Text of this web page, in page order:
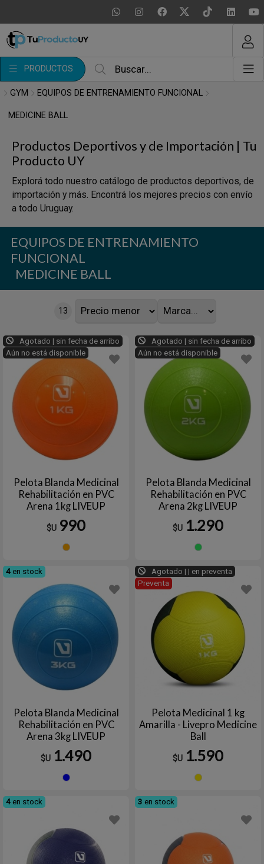
PRODUCTOS
MI COMPRA
GYM EQUIPOS DE ENTRENAMIENTO FUNCIONAL
MEDICINE BALL
Productos Deportivos y de Importación | Tu
Producto UY
Explorá todo nuestro catálogo de productos deportivos, de
importación y más. Encontrá los mejores precios con envío
a todo Uruguay.
EQUIPOS DE ENTRENAMIENTO
FUNCIONAL
MEDICINE BALL
13
Agotado | sin fecha de arribo
Aún no está disponible
Pelota Blanda Medicinal
Rehabilitación en PVC
Arena 1kg LIVEUP
$U 990
Agotado | sin fecha de arribo
Aún no está disponible
Pelota Blanda Medicinal
Rehabilitación en PVC
Arena 2kg LIVEUP
$U 1.290
4 en stock
Pelota Blanda Medicinal
Rehabilitación en PVC
Arena 3kg LIVEUP
$U 1.490
Agotado | | en preventa
Preventa
Pelota Medicinal 1 kg
Amarilla - Livepro Medicine
Ball
$U 1.590
4 en stock 3 en stock